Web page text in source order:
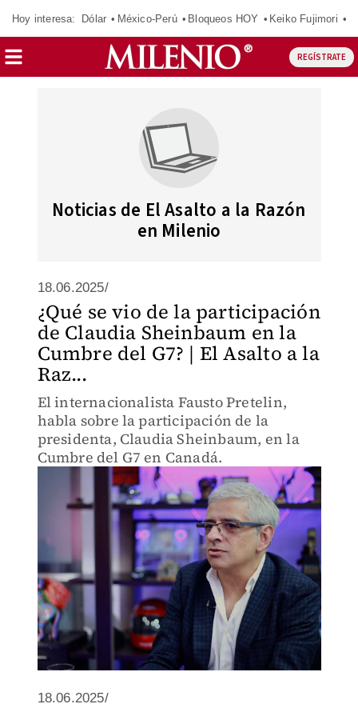
Hoy interesa: Dólar México-Perú Bloqueos HOY Keiko Fujimori
REGÍSTRATE
Noticias de El Asalto a la Razón
en Milenio
18.06.2025/
¿Qué se vio de la participación
de Claudia Sheinbaum en la
Cumbre del G7? | El Asalto a la
Raz...
El internacionalista Fausto Pretelin,
habla sobre la participación de la
presidenta, Claudia Sheinbaum, en la
Cumbre del G7 en Canadá.
18.06.2025/